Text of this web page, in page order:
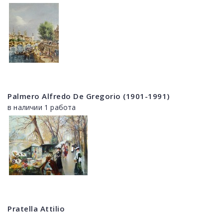
Palmero Alfredo De Gregorio (1901-1991)
в наличии 1 работа
Pratella Attilio